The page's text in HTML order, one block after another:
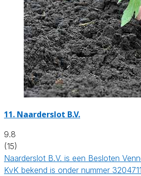
11. Naarderslot B.V.
9.8
(15)
Naarderslot B.V. is een Besloten
KvK bekend is onder nummer